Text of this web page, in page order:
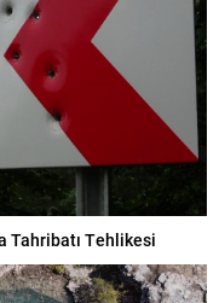
Tahribatı Tehlikesi